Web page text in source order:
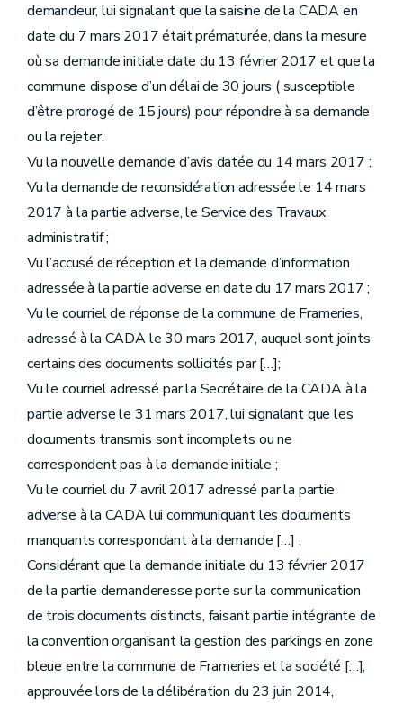
demandeur, lui signalant que la saisine de la CADA en
date du 7 mars 2017 était prématurée, dans la mesure
où sa demande initiale date du 13 février 2017 et que la
commune dispose d’un délai de 30 jours ( susceptible
d’être prorogé de 15 jours) pour répondre à sa demande
ou la rejeter.
Vu la nouvelle demande d’avis datée du 14 mars 2017 ;
Vu la demande de reconsidération adressée le 14 mars
2017 à la partie adverse, le Service des Travaux
administratif ;
Vu l’accusé de réception et la demande d’information
adressée à la partie adverse en date du 17 mars 2017 ;
Vu le courriel de réponse de la commune de Frameries,
adressé à la CADA le 30 mars 2017, auquel sont joints
certains des documents sollicités par […];
Vu le courriel adressé par la Secrétaire de la CADA à la
partie adverse le 31 mars 2017, lui signalant que les
documents transmis sont incomplets ou ne
correspondent pas à la demande initiale ;
Vu le courriel du 7 avril 2017 adressé par la partie
adverse à la CADA lui communiquant les documents
manquants correspondant à la demande […] ;
Considérant que la demande initiale du 13 février 2017
de la partie demanderesse porte sur la communication
de trois documents distincts, faisant partie intégrante de
la convention organisant la gestion des parkings en zone
bleue entre la commune de Frameries et la société […],
approuvée lors de la délibération du 23 juin 2014,